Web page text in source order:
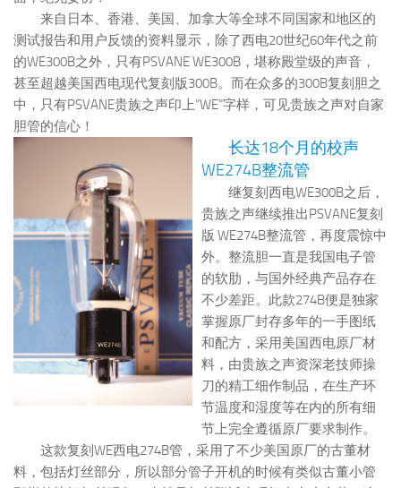
来自日本、香港、美国、加拿大等全球不同国家和地区的
测试报告和用户反馈的资料显示，除了西电20世纪60年代之前
的WE300B之外，只有PSVANE WE300B，堪称殿堂级的声音，
甚至超越美国西电现代复刻版300B。而在众多的300B复刻胆之
中，只有PSVANE贵族之声印上“WE”字样，可见贵族之声对自家
胆管的信心！
长达18个月的校声
WE274B整流管
继复刻西电WE300B之后，
贵族之声继续推出PSVANE复刻
版 WE274B整流管，再度震惊中
外。整流胆一直是我国电子管
的软肋，与国外经典产品存在
不少差距。此款274B便是独家
掌握原厂封存多年的一手图纸
和配方，采用美国西电原厂材
料，由贵族之声资深老技师操
刀的精工细作制品，在生产环
节温度和湿度等在内的所有细
节上完全遵循原厂要求制作。
这款复刻WE西电274B管，采用了不少美国原厂的古董材
料，包括灯丝部分，所以部分管子开机的时候有类似古董小管